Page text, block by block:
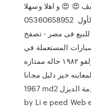
😍 😍 و اهلا وسهلا
فيكن بجويل في مرسين الفرع الأول ️ 05360658952
فى مصر - تصفح
المستعملة في
مصر 65,000 ج.م: سياره فولفو ١٩٨٢ حاله ممتازه
خير دليل مجانا
1967 md2 فولفو دليل خدمة الديزل. Pr udly p wered
by Li e peed Web